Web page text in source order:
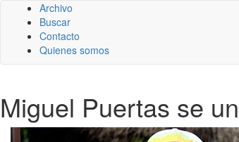
Archivo
Buscar
Contacto
Quienes somos
Miguel Puertas se